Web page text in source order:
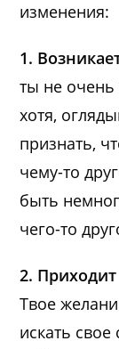
изменения:
1.
ты не
хотя,
признать,
чему-то
быть
чего-то
2.
Твое
искать свое